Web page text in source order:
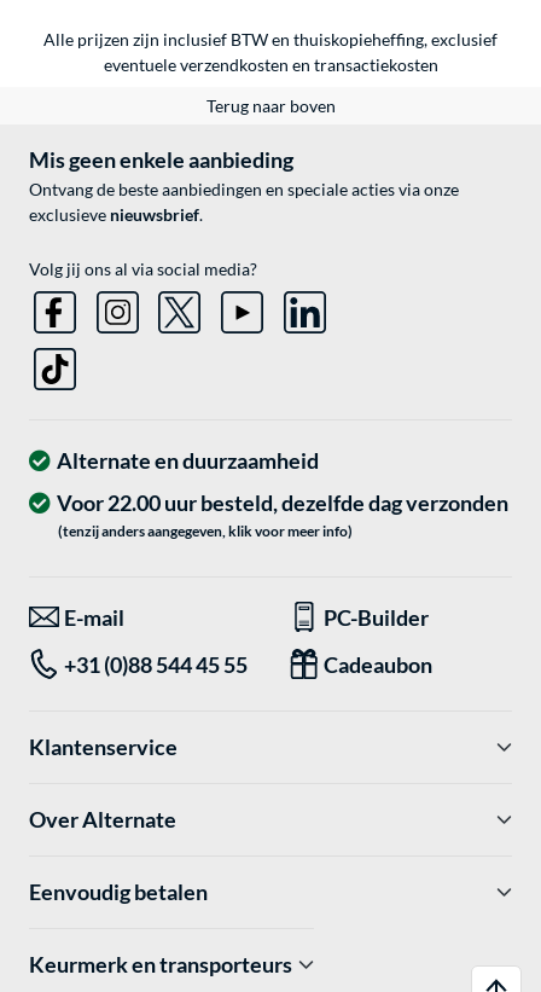
Alle prijzen zijn inclusief BTW en thuiskopieheffing, exclusief
eventueleverzendkosten en transactiekosten
Terug naar boven
Mis geen enkele aanbieding
Ontvang de beste aanbiedingen en speciale acties via onze
exclusieve nieuwsbrief.
Volg jij ons al via social media?
Alternate en duurzaamheid
Voor 22.00 uur besteld, dezelfde dag verzonden
(tenzij anders aangegeven, klik voor meer info)
E-mail
PC-Builder
+31 (0)88 544 45 55
Cadeaubon
Klantenservice
Over Alternate
Eenvoudig betalen
Keurmerk en transporteurs